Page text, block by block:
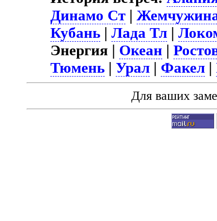
Динамо Ст |
Кубань |Лада Тл |
Энергия | Океан |
Тюмень |Урал | Факел |
Для ваших